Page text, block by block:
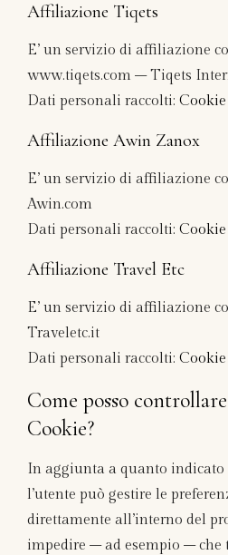
Affiliazione Tiqets
E’ un servizio di affiliazione
www.tiqets.com – Tiqets
Dati personali raccolti:
Affiliazione Awin Zanox
E’ un servizio di affiliazione
Awin.com
Dati personali raccolti:
Affiliazione Travel Etc
E’ un servizio di affiliazione
Traveletc.it
Dati personali raccolti:
Come posso
Cookie?
In aggiunta a quanto indicato
l’utente può gestire le
direttamente all’interno del
impedire – ad esempio – che